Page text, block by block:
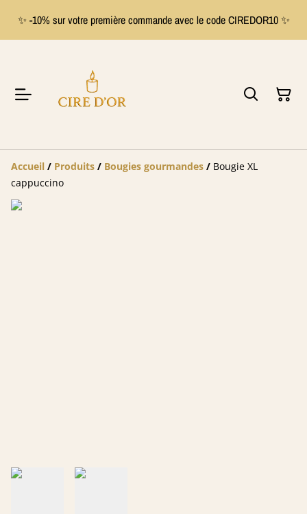
✨ -10% sur votre première commande avec le code CIREDOR10 ✨
Accueil / Produits / Bougies gourmandes / Bougie XL
cappuccino